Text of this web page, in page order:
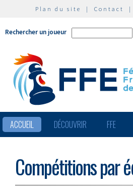
Plan du site | Contact |
Rechercher un joueur
ACCUEIL DÉCOUVRIR FFE
Compétitions par